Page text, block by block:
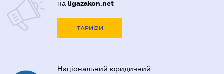
на ligazakon.net
ТАРИФИ
Національний юридичний